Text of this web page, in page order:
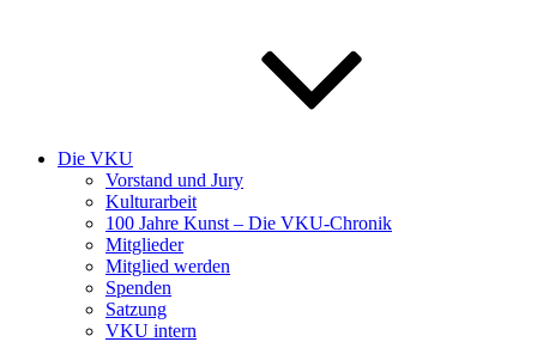
Die VKU
Vorstand und Jury
Kulturarbeit
100 Jahre Kunst – Die VKU-Chronik
Mitglieder
Mitglied werden
Spenden
Satzung
VKU intern